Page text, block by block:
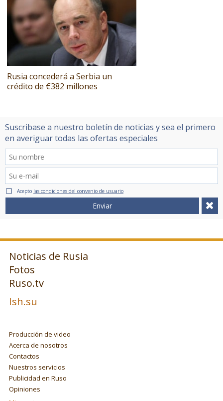
Rusia concederá a Serbia un
crédito de €382 millones
Suscribase a nuestro boletín de noticias y sea el primero
en averiguar todas las ofertas especiales
Acepto las condiciones del convenio de usuario
Enviar
Noticias de Rusia
Fotos
Ruso.tv
Ish.su
Producción de video
Acerca de nosotros
Contactos
Nuestros servicios
Publicidad en Ruso
Opiniones